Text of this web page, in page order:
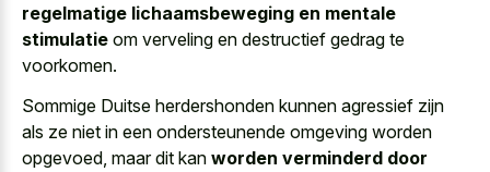
regelmatige lichaamsbeweging en mentale
stimulatie om verveling en destructief gedrag te
voorkomen.
Sommige Duitse herdershonden kunnen agressief zijn
als ze niet in een ondersteunende omgeving worden
opgevoed, maar dit kan worden verminderd door